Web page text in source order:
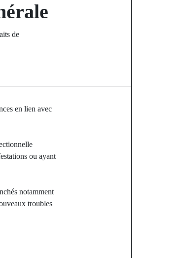
de
en lien avec
ou ayant
notamment
troubles